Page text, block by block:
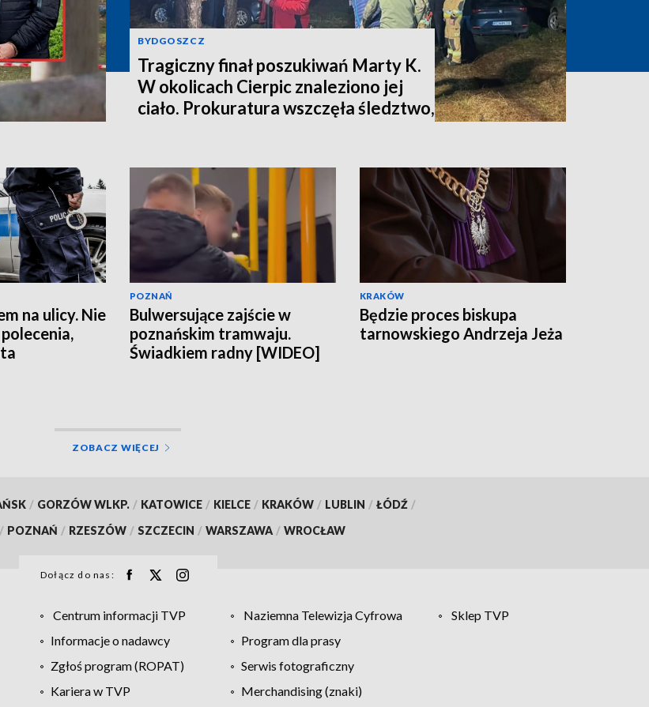
BYDGOSZCZ
Tragiczny finał poszukiwań Marty K.
W okolicach Cierpic znaleziono jej
ciało. Prokuratura wszczęła śledztwo,
na ulicy. Nie
POZNAŃ
Bulwersujące zajście w
poznańskim tramwaju.
Świadkiem radny [WIDEO]
KRAKÓW
Będzie proces biskupa
tarnowskiego Andrzeja Jeża
ZOBACZ WIĘCEJ
/ GORZÓW WLKP. / KATOWICE / KIELCE / KRAKÓW / LUBLIN / ŁÓDŹ /
/ POZNAŃ / RZESZÓW / SZCZECIN / WARSZAWA / WROCŁAW
Dołącz do nas:
Centrum informacji TVP Naziemna Telewizja Cyfrowa
Sklep TVP
Informacje o nadawcy
Program dla prasy
Zgłoś program (ROPAT)
Serwis fotograficzny
Kariera w TVP Merchandising (znaki)